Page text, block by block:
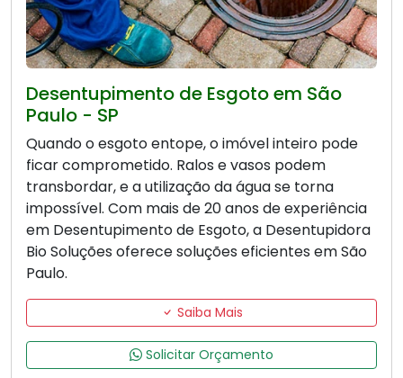
Desentupimento de Esgoto em São
Paulo - SP
Quando o esgoto entope, o imóvel inteiro pode
ficar comprometido. Ralos e vasos podem
transbordar, e a utilização da água se torna
impossível. Com mais de 20 anos de experiência
em Desentupimento de Esgoto, a Desentupidora
Bio Soluções oferece soluções eficientes em São
Paulo.
Saiba Mais
Solicitar Orçamento